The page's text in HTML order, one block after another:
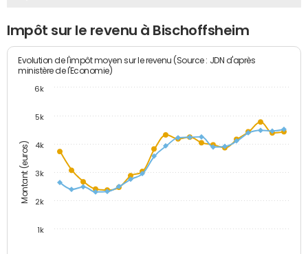
Impôt sur le revenu à Bischoffsheim
Montant (euros)
Evolution de l'impôt moyen sur le revenu (Source : JDN d'après
ministère de l'Economie)
1k
2k
3k
4k
5k
6k